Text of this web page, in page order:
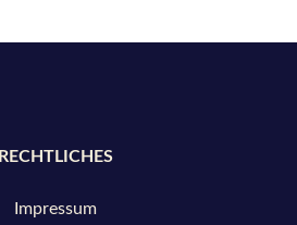
RECHTLICHES
Impressum